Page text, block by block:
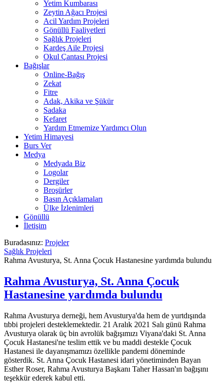
Yetim Kumbarası
Zeytin Ağacı Projesi
Acil Yardım Projeleri
Gönüllü Faaliyetleri
Sağlık Projeleri
Kardeş Aile Projesi
Okul Çantası Projesi
Bağışlar
Online-Bağış
Zekat
Fitre
Adak, Akika ve Şükür
Sadaka
Kefaret
Yardım Etmemize Yardımcı Olun
Yetim Himayesi
Burs Ver
Medya
Medyada Biz
Logolar
Dergiler
Broşürler
Basın Açıklamaları
Ülke İzlenimleri
Gönüllü
İletişim
Buradasınız: Projeler
Sağlık Projeleri
Rahma Avusturya, St. Anna Çocuk Hastanesine yardımda bulundu
Rahma Avusturya, St. Anna Çocuk
Hastanesine yardımda bulundu
Rahma Avusturya derneği, hem Avusturya'da hem de yurtdışında
tıbbi projeleri desteklemektedir. 21 Aralık 2021 Salı günü Rahma
Avusturya olarak üç bin avrolük bağışımızı Viyana'daki St. Anna
Çocuk Hastanesi'ne teslim ettik ve bu maddi destekle Çocuk
Hastanesi ile dayanışmamızı özellikle pandemi döneminde
gösterdik. St. Anna Çocuk Hastanesi idari yönetiminden Bayan
Esther Roser, Rahma Avusturya Başkanı Taher Hassan'ın bağışını
teşekkür ederek kabul etti.